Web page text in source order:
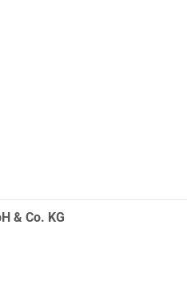
& Co. KG